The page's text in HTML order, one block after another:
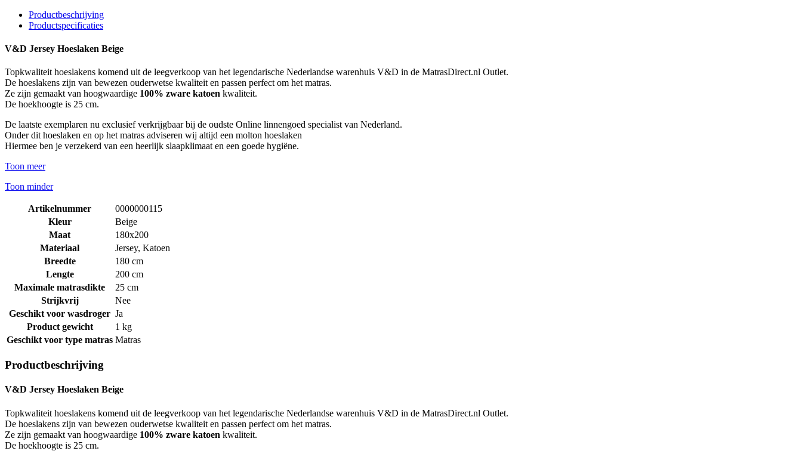
Productbeschrijving
Productspecificaties
V&D Jersey Hoeslaken Beige
Topkwaliteit hoeslakens komend uit de leegverkoop van het legendarische Nederlandse warenhuis V&D in de MatrasDirect.nl Outlet.
De hoeslakens zijn van bewezen ouderwetse kwaliteit en passen perfect om het matras.
Ze zijn gemaakt van hoogwaardige 100% zware katoen kwaliteit.
De hoekhoogte is 25 cm.
De laatste exemplaren nu exclusief verkrijgbaar bij de oudste Online linnengoed specialist van Nederland.
Onder dit hoeslaken en op het matras adviseren wij altijd een molton hoeslaken
Hiermee ben je verzekerd van een heerlijk slaapklimaat en een goede hygiëne.
Toon meer
Toon minder
Artikelnummer
0000000115
Kleur
Beige
Maat
180x200
Materiaal
Jersey, Katoen
Breedte
180 cm
Lengte
200 cm
Maximale matrasdikte
25 cm
Strijkvrij
Nee
Geschikt voor wasdroger Ja
Product gewicht
1 kg
Geschikt voor type matras Matras
Productbeschrijving
V&D Jersey Hoeslaken Beige
Topkwaliteit hoeslakens komend uit de leegverkoop van het legendarische Nederlandse warenhuis V&D in de MatrasDirect.nl Outlet.
De hoeslakens zijn van bewezen ouderwetse kwaliteit en passen perfect om het matras.
Ze zijn gemaakt van hoogwaardige 100% zware katoen kwaliteit.
De hoekhoogte is 25 cm.